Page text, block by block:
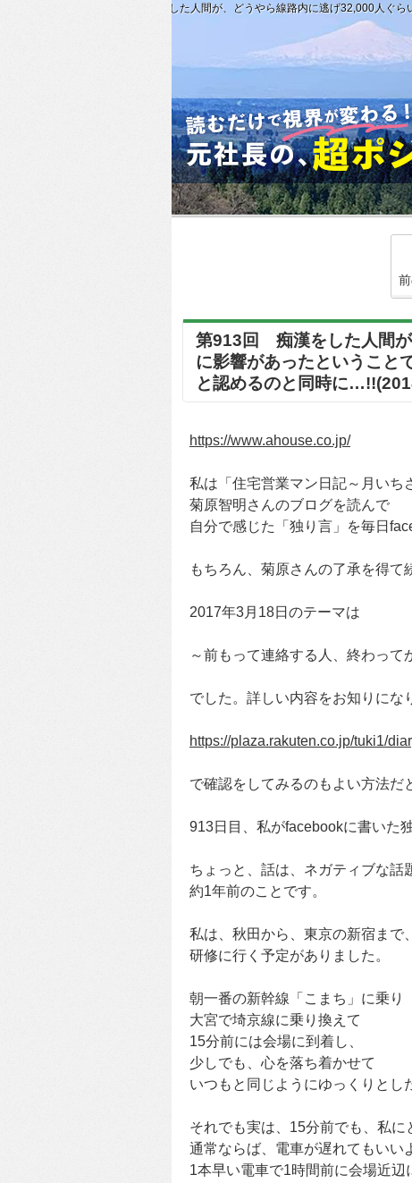
第913回 痴漢をした人間が、どうやら線路内に逃げ32,000人ぐ
第913回 痴漢をした人間が
に影響があったということ
と認めるのと同時に
https://www.ahouse.co.jp/
私は「住宅営業マン日記～月いち
菊原智明さんのブログを読んで
自分で感じた「独り言」を毎日
もちろん、菊原さんの了承を得て
2017年3月18日のテーマは
～前もって連絡する人、終わって
でした。詳しい内容をお知りにな
https://plaza.rakuten.co.jp/tuki1/
で確認をしてみるのもよい方法
913日目、私がfacebookに書いた
ちょっと、話は、ネガティブな話
約1年前のことです。
私は、秋田から、東京の新宿まで、
研修に行く予定がありました。
朝一番の新幹線「こまち」に乗り
大宮で埼京線に乗り換えて
15分前には会場に到着し、
少しでも、心を落ち着かせて
いつもと同じようにゆっくりとし
それでも実は、15分前でも、私
通常ならば、電車が遅れてもいい
1本早い電車で1時間前に会場近辺